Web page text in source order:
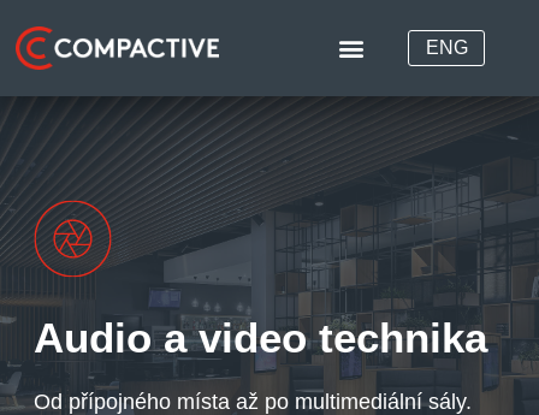
ENG
Audio a video technika
Od přípojného místa až po multimediální sály.